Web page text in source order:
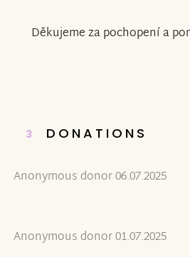
Děkujeme za pochopení a
3 DONATIONS
Anonymous donor 06.07.2025
Anonymous donor 01.07.2025